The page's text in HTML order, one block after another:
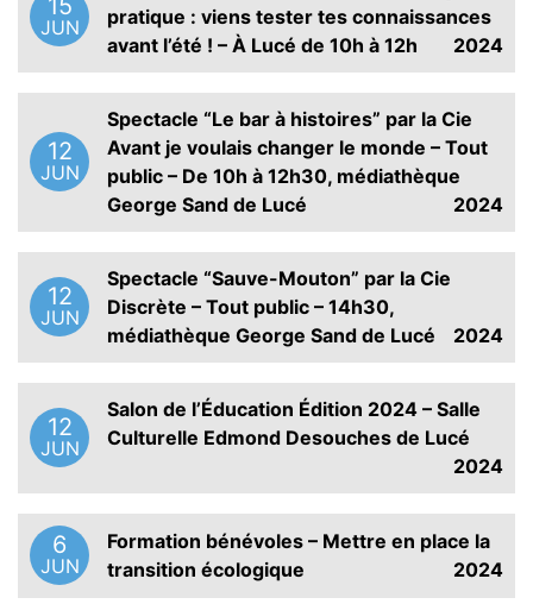
15
JUN
pratique : viens tester tes connaissances
avant l’été ! – À Lucé de 10h à 12h
2024
12
JUN
Spectacle “Le bar à histoires” par la Cie
Avant je voulais changer le monde – Tout
public – De 10h à 12h30, médiathèque
George Sand de Lucé
2024
12
JUN
Spectacle “Sauve-Mouton” par la Cie
Discrète – Tout public – 14h30,
médiathèque George Sand de Lucé
2024
12
JUN
Salon de l’Éducation Édition 2024 – Salle
Culturelle Edmond Desouches de Lucé
2024
6
JUN
Formation bénévoles – Mettre en place la
transition écologique
2024